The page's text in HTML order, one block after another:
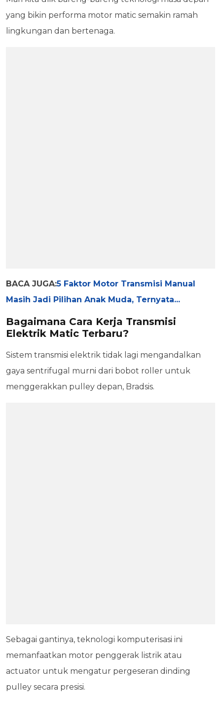
yang bikin performa motor matic semakin ramah
lingkungan dan bertenaga.
BACA JUGA:5 Faktor Motor Transmisi Manual
Masih Jadi Pilihan Anak Muda, Ternyata...
Bagaimana Cara Kerja Transmisi
Elektrik Matic Terbaru?
Sistem transmisi elektrik tidak lagi mengandalkan
gaya sentrifugal murni dari bobot roller untuk
menggerakkan pulley depan, Bradsis.
Sebagai gantinya, teknologi komputerisasi ini
memanfaatkan motor penggerak listrik atau
actuator untuk mengatur pergeseran dinding
pulley secara presisi.